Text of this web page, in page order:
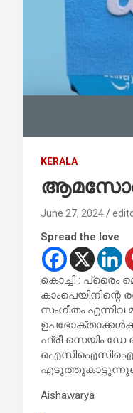
KERALA
ആമസോണ്‍
June 27, 2024
Spread the love
കൊച്ചി : പ്രൈം
സംഗീതം
ഫ്രീ സെയിം ഡേ
ഐസിഐസിഐ
Aishawarya